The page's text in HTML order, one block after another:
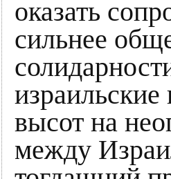
оказать
сильнее
израильские
высот на
между